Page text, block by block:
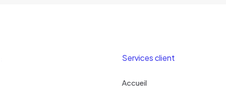
Services client
Accueil